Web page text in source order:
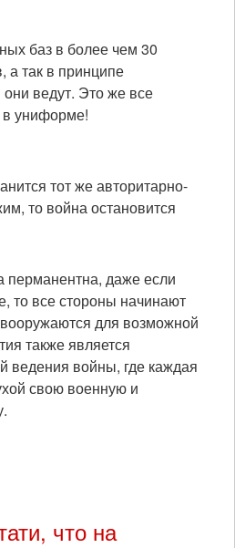
баз в более чем 30
а так в принципе
они ведут. Это же все
в униформе!
тот же авторитарно-
то война остановится
перманентна, даже если
то все стороны начинают
для возможной
также является
ведения войны, где каждая
свою военную и
что на